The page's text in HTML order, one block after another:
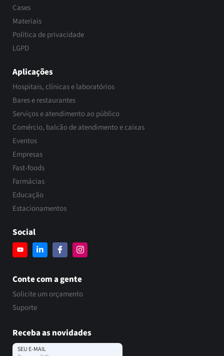
Cases
Materiais
Política de privacidade
LGPD
Aplicações
Hospitais, clínicas e laboratórios
Bares e restaurantes
Serviços e atendimento ao público
Comércio, balcão de atendimento e caixas
Eventos
Empresas
Fast-foods
Farmácias
Educação
Estacionamentos
Social
Conte com a gente
Solicite um orçamento
Suporte
Receba as novidades
SEU E-MAIL